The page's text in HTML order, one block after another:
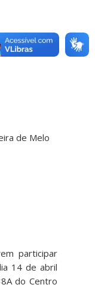
de Melo
participar
14 de abril
do Centro